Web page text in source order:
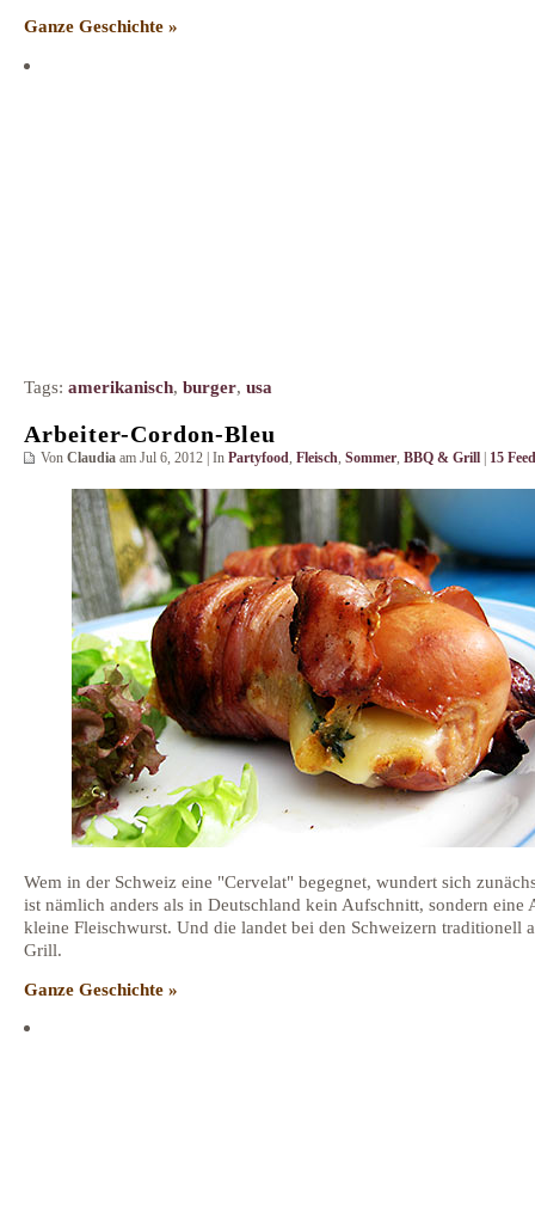
Ganze Geschichte »
Tags: amerikanisch, burger, usa
Arbeiter-Cordon-Bleu
Von Claudia am Jul 6, 2012 | In Partyfood Fleisch Sommer BBQ & Grill | 15
Wem in der Schweiz eine "Cervelat" begegnet, wundert sich
ist nämlich anders als in Deutschland kein Aufschnitt, sondern eine
kleine Fleischwurst. Und die landet bei den Schweizern traditionell
Grill.
Ganze Geschichte »